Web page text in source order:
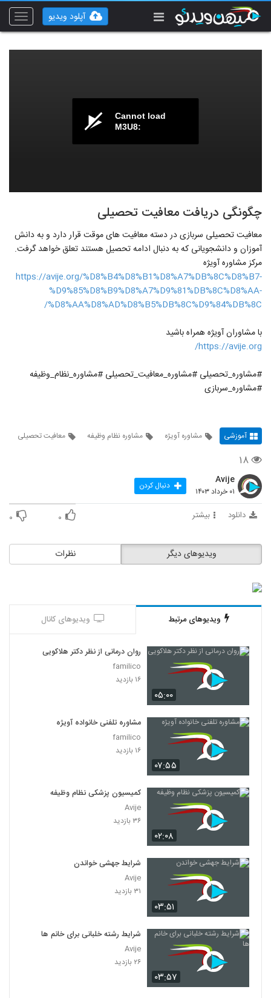
Toggle
آپلود ویدیو
Cannot load
M3U8:
چگونگی دریافت معافیت تحصیلی
معافیت تحصیلی سربازی در دسته معافیت های موقت قرار دارد و به دانش
آموزان و دانشجویانی که به دنبال ادامه تحصیل هستند تعلق خواهد گرفت.
مرکز مشاوره آویژه
https://avije.org/%D8%B4%D8%B1%D8%A7%DB%8C%D8%B7-
%D9%85%D8%B9%D8%A7%D9%81%DB%8C%D8%AA-
%D8%AA%D8%AD%D8%B5%DB%8C%D9%84%DB%8C/
با مشاوران آویژه همراه باشید
https://avije.org/
#مشاوره_تحصیلی #مشاوره_معافیت_تحصیلی #مشاوره_نظام_وظیفه
#مشاوره_سربازی
آموزشی مشاوره آویژه مشاوره نظام وظیفه معافیت تحصیلی
۱۸
Avije
۰۱ خرداد ۱۴۰۳ دنبال کردن
دانلود بیشتر ۰ ۰
نظرات ویدیوهای دیگر
ویدیوهای مرتبط ویدیوهای کانال
۰۵:۰۰
روان درمانی از نظر دکتر هلاکویی
familico
۱۶ بازدید
۰۷:۵۵
مشاوره تلفنی خانواده آویژه
familico
۱۶ بازدید
۰۲:۰۸
کمیسیون پزشکی نظام وظیفه
Avije
۳۶ بازدید
۰۳:۵۱
شرایط جهشی خواندن
Avije
۳۱ بازدید
۰۳:۵۷
شرایط رشته خلبانی برای خانم ها
Avije
۲۶ بازدید